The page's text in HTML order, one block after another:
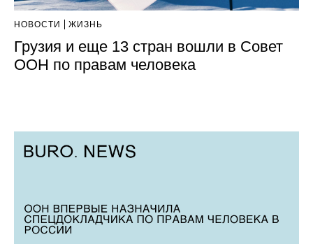
НОВОСТИ ЖИЗНЬ
Грузия и еще 13 стран вошли в Совет
ООН по правам человека